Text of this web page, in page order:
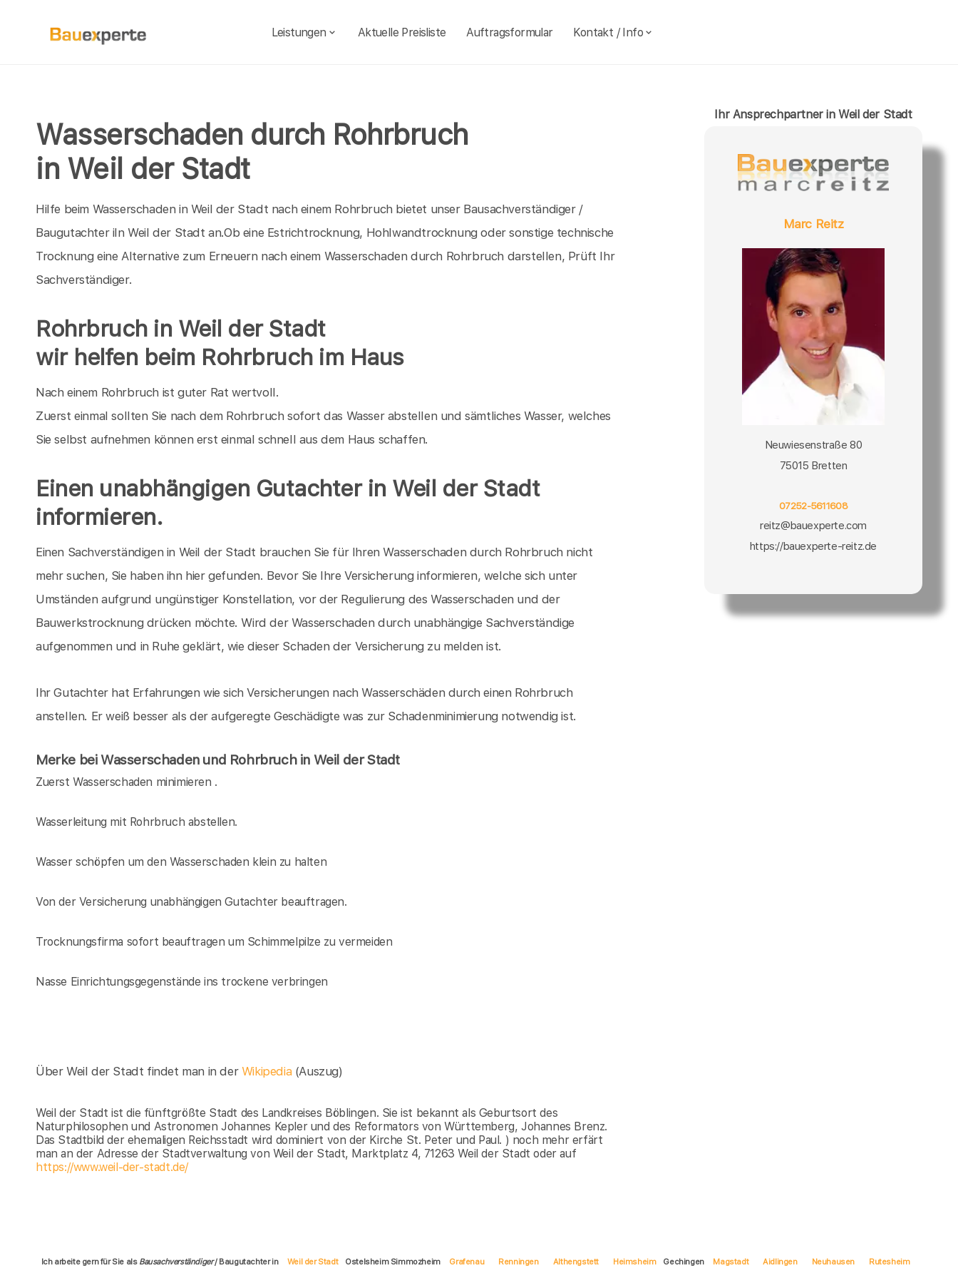
Leistungen Aktuelle Preisliste Auftragsformular Kontakt / Info
Wasserschaden durch Rohrbruch
in Weil der Stadt
Hilfe beim Wasserschaden in Weil der Stadt nach einem Rohrbruch bietet unser Bausachverständiger /
Baugutachter iIn Weil der Stadt an.Ob eine Estrichtrocknung, Hohlwandtrocknung oder sonstige technische
Trocknung eine Alternative zum Erneuern nach einem Wasserschaden durch Rohrbruch darstellen, Prüft Ihr
Sachverständiger.
Rohrbruch in Weil der Stadt
wir helfen beim Rohrbruch im Haus
Nach einem Rohrbruch ist guter Rat wertvoll.
Zuerst einmal sollten Sie nach dem Rohrbruch sofort das Wasser abstellen und sämtliches Wasser, welches
Sie selbst aufnehmen können erst einmal schnell aus dem Haus schaffen.
Einen unabhängigen Gutachter in Weil der Stadt
informieren.
Einen Sachverständigen in Weil der Stadt brauchen Sie für Ihren Wasserschaden durch Rohrbruch nicht
mehr suchen, Sie haben ihn hier gefunden. Bevor Sie Ihre Versicherung informieren, welche sich unter
Umständen aufgrund ungünstiger Konstellation, vor der Regulierung des Wasserschaden und der
Bauwerkstrocknung drücken möchte. Wird der Wasserschaden durch unabhängige Sachverständige
aufgenommen und in Ruhe geklärt, wie dieser Schaden der Versicherung zu melden ist.
Ihr Gutachter hat Erfahrungen wie sich Versicherungen nach Wasserschäden durch einen Rohrbruch
anstellen. Er weiß besser als der aufgeregte Geschädigte was zur Schadenminimierung notwendig ist.
Merke bei Wasserschaden und Rohrbruch in Weil der Stadt
Zuerst Wasserschaden minimieren .
Wasserleitung mit Rohrbruch abstellen.
Wasser schöpfen um den Wasserschaden klein zu halten
Von der Versicherung unabhängigen Gutachter beauftragen.
Trocknungsfirma sofort beauftragen um Schimmelpilze zu vermeiden
Nasse Einrichtungsgegenstände ins trockene verbringen
Über Weil der Stadt findet man in der Wikipedia (Auszug)
Weil der Stadt ist die fünftgrößte Stadt des Landkreises Böblingen. Sie ist bekannt als Geburtsort des
Naturphilosophen und Astronomen Johannes Kepler und des Reformators von Württemberg, Johannes Brenz.
Das Stadtbild der ehemaligen Reichsstadt wird dominiert von der Kirche St. Peter und Paul. ) noch mehr erfärt
man an der Adresse der Stadtverwaltung von Weil der Stadt, Marktplatz 4, 71263 Weil der Stadt oder auf
https://www.weil-der-stadt.de/
Ihr Ansprechpartner in Weil der Stadt
Marc Reitz
Neuwiesenstraße 80
75015 Bretten
07252-5611608
reitz@bauexperte.com
https://bauexperte-reitz.de
Ich arbeite gern für Sie als Bausachverständiger/ Baugutachter in Weil der Stadt Ostelsheim Simmozheim Grafenau Renningen Althengstett Heimsheim Gechingen Magstadt Aidlingen Neuhausen Rutesheim